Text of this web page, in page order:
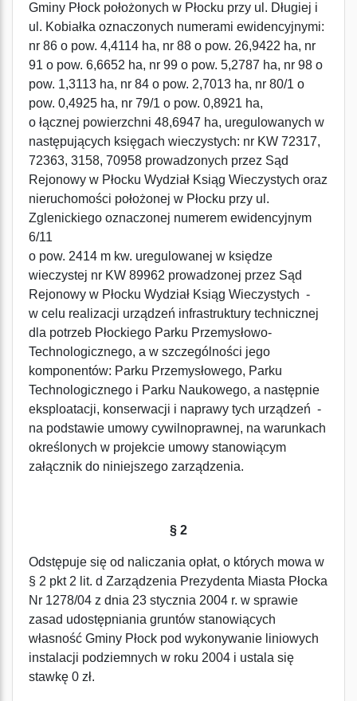
Gminy Płock położonych w Płocku przy ul. Długiej i
ul. Kobiałka oznaczonych numerami ewidencyjnymi:
nr 86 o pow. 4,4114 ha, nr 88 o pow. 26,9422 ha, nr
91 o pow. 6,6652 ha, nr 99 o pow. 5,2787 ha, nr 98 o
pow. 1,3113 ha, nr 84 o pow. 2,7013 ha, nr 80/1 o
pow. 0,4925 ha, nr 79/1 o pow. 0,8921 ha,
o łącznej powierzchni 48,6947 ha, uregulowanych w
następujących księgach wieczystych: nr KW 72317,
72363, 3158, 70958 prowadzonych przez Sąd
Rejonowy w Płocku Wydział Ksiąg Wieczystych oraz
nieruchomości położonej w Płocku przy ul.
Zglenickiego oznaczonej numerem ewidencyjnym
6/11
o pow. 2414 m kw. uregulowanej w księdze
wieczystej nr KW 89962 prowadzonej przez Sąd
Rejonowy w Płocku Wydział Ksiąg Wieczystych -
w celu realizacji urządzeń infrastruktury technicznej
dla potrzeb Płockiego Parku Przemysłowo-
Technologicznego, a w szczególności jego
komponentów: Parku Przemysłowego, Parku
Technologicznego i Parku Naukowego, a następnie
eksploatacji, konserwacji i naprawy tych urządzeń -
na podstawie umowy cywilnoprawnej, na warunkach
określonych w projekcie umowy stanowiącym
załącznik do niniejszego zarządzenia.
§ 2
Odstępuje się od naliczania opłat, o których mowa w
§ 2 pkt 2 lit. d Zarządzenia Prezydenta Miasta Płocka
Nr 1278/04 z dnia 23 stycznia 2004 r. w sprawie
zasad udostępniania gruntów stanowiących
własność Gminy Płock pod wykonywanie liniowych
instalacji podziemnych w roku 2004 i ustala się
stawkę 0 zł.